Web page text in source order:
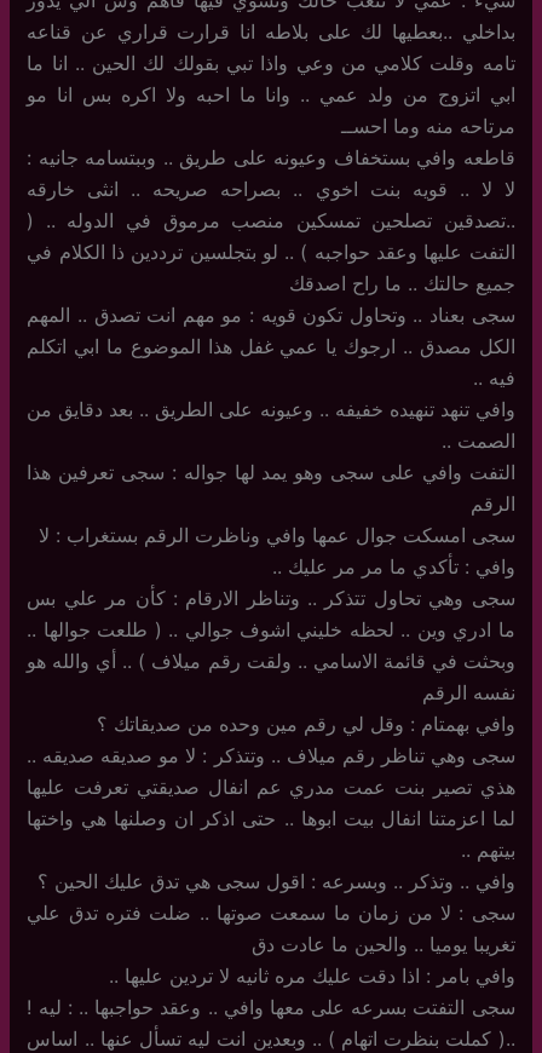
بداخلي ..بعطيها لك على بلاطه انا قرارت قراري عن قناعه
تامه وقلت كلامي من وعي واذا تبي بقولك لك الحين .. انا ما
ابي اتزوج من ولد عمي .. وانا ما احبه ولا اكره بس انا مو
مرتاحه منه وما احســ
قاطعه وافي بستخفاف وعيونه على طريق .. وببتسامه جانيه :
لا لا .. قويه بنت اخوي .. بصراحه صريحه .. انثى خارقه
..تصدقين تصلحين تمسكين منصب مرموق في الدوله .. (
التفت عليها وعقد حواجبه ) .. لو بتجلسين ترددين ذا الكلام في
جميع حالتك .. ما راح اصدقك
سجى بعناد .. وتحاول تكون قويه : مو مهم انت تصدق .. المهم
الكل مصدق .. ارجوك يا عمي غفل هذا الموضوع ما ابي اتكلم
فيه ..
وافي تنهد تنهيده خفيفه .. وعيونه على الطريق .. بعد دقايق من
الصمت ..
التفت وافي على سجى وهو يمد لها جواله : سجى تعرفين هذا
الرقم
سجى امسكت جوال عمها وافي وناظرت الرقم بستغراب : لا
وافي : تأكدي ما مر مر عليك ..
سجى وهي تحاول تتذكر .. وتناظر الارقام : كأن مر علي بس
ما ادري وين .. لحظه خليني اشوف جوالي .. ( طلعت جوالها ..
وبحثت في قائمة الاسامي .. ولقت رقم ميلاف ) .. أي والله هو
نفسه الرقم
وافي بهمتام : وقل لي رقم مين وحده من صديقاتك ؟
سجى وهي تناظر رقم ميلاف .. وتتذكر : لا مو صديقه صديقه ..
هذي تصير بنت عمت مدري عم انفال صديقتي تعرفت عليها
لما اعزمتنا انفال بيت ابوها .. حتى اذكر ان وصلنها هي واختها
بيتهم ..
وافي .. وتذكر .. وبسرعه : اقول سجى هي تدق عليك الحين ؟
سجى : لا من زمان ما سمعت صوتها .. ضلت فتره تدق علي
تغريبا يوميا .. والحين ما عادت دق
وافي بامر : اذا دقت عليك مره ثانيه لا تردين عليها ..
سجى التفتت بسرعه على معها وافي .. وعقد حواجبها .. : ليه !
..( كملت بنظرت اتهام ) .. وبعدين انت ليه تسأل عنها .. اساس